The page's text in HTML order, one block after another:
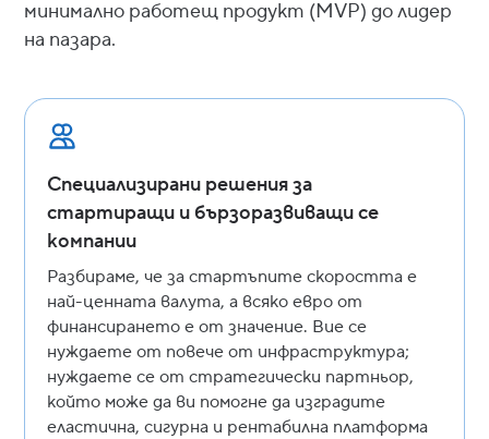
минимално работещ продукт (MVP) до лидер
на пазара.
Специализирани решения за
стартиращи и бързоразвиващи се
компании
Разбираме, че за стартъпите скоростта е
най-ценната валута, а всяко евро от
финансирането е от значение. Вие се
нуждаете от повече от инфраструктура;
нуждаете се от стратегически партньор,
който може да ви помогне да изградите
еластична, сигурна и рентабилна платформа